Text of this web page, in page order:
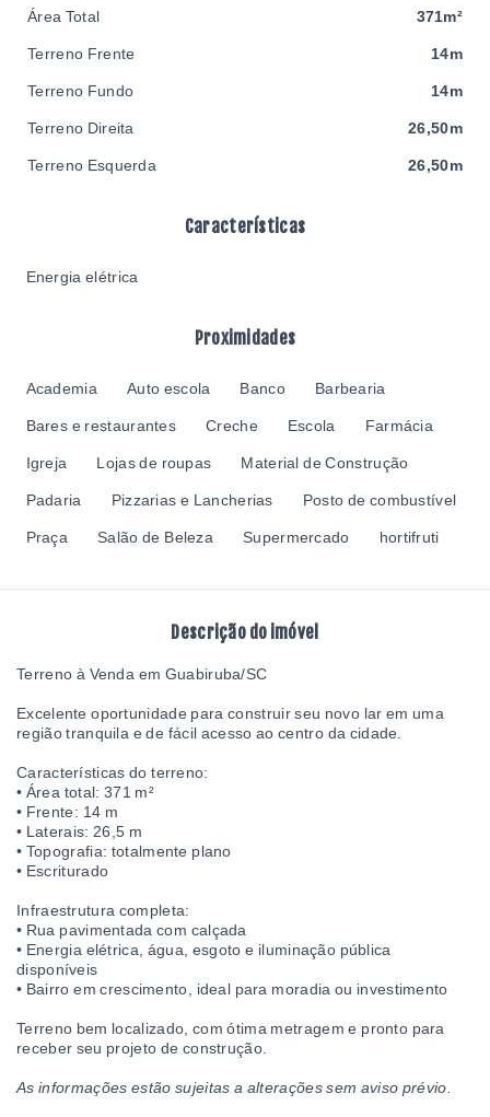
Características
Energia elétrica
Proximidades
Academia Auto escola Banco Barbearia
Bares e restaurantes Creche Escola Farmácia
Igreja Lojas de roupas Material de Construção
Padaria Pizzarias e Lancherias Posto de combustível
Praça Salão de Beleza Supermercado hortifruti
Descrição do imóvel
Terreno à Venda em Guabiruba/SC
Excelente oportunidade para construir seu novo lar em uma
região tranquila e de fácil acesso ao centro da cidade.
Características do terreno:
• Área total: 371 m²
• Frente: 14 m
• Laterais: 26,5 m
• Topografia: totalmente plano
• Escriturado
Infraestrutura completa:
• Rua pavimentada com calçada
• Energia elétrica, água, esgoto e iluminação pública
disponíveis
• Bairro em crescimento, ideal para moradia ou investimento
Terreno bem localizado, com ótima metragem e pronto para
receber seu projeto de construção.
As informações estão sujeitas a alterações sem aviso prévio.
Área Total 371m²
Terreno Frente 14m
Terreno Fundo 14m
Terreno Direita 26,50m
Terreno Esquerda 26,50m